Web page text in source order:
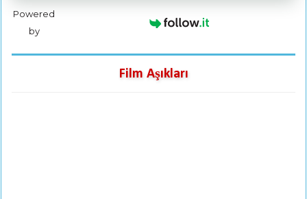
Powered
by
Film Aşıkları